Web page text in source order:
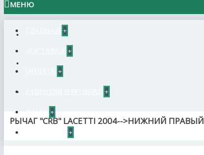
МЕНЮ
+
+
+
+
+
+
РЫЧАГ "CRB" LACETTI 2004-->НИЖНИЙ ПРАВЫЙ